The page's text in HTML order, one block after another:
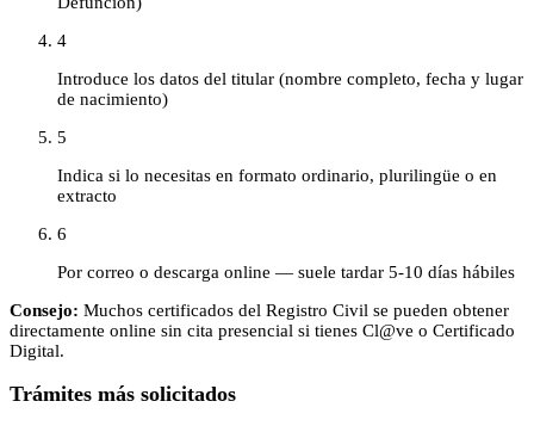
4
Introduce los datos del titular (nombre completo, fecha y lugar
de nacimiento)
5
Indica si lo necesitas en formato ordinario, plurilingüe o en
extracto
6
Por correo o descarga online — suele tardar 5-10 días hábiles
Consejo: Muchos certificados del Registro Civil se pueden obtener
directamente online sin cita presencial si tienes Cl@ve o Certificado
Digital.
Trámites más solicitados